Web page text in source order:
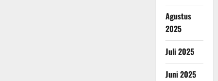
Agustus
2025
Juli 2025
Juni 2025